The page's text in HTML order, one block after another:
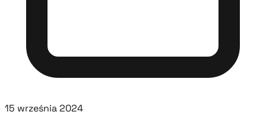
15 września 2024